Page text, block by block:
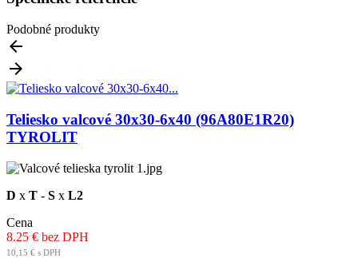
Podobné produkty


Teliesko valcové 30x30-6x40 (96A80E1R20)
TYROLIT
D x T - S x L2
Cena
8.25 € bez DPH
10,15 € s DPH